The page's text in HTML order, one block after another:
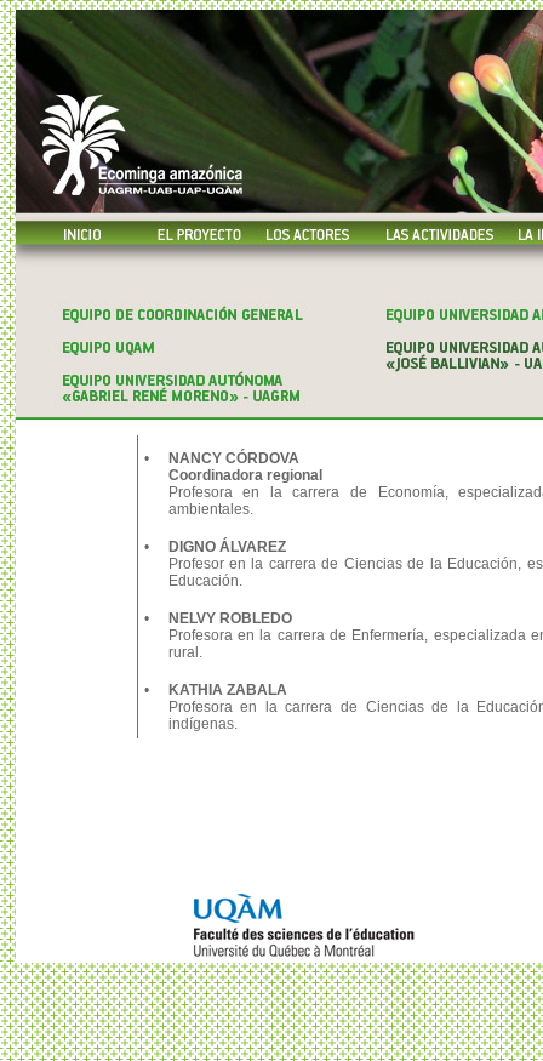
•
NANCY CÓRDOVA
Coordinadora regional
Profesora en la carrera de Economía,
ambientales.
•
DIGNO ÁLVAREZ
Profesor en la carrera de Ciencias de la Educación,
Educación.
•
NELVY ROBLEDO
Profesora en la carrera de Enfermería, especializada
rural.
•
KATHIA ZABALA
Profesora en la carrera de Ciencias de la
indígenas.